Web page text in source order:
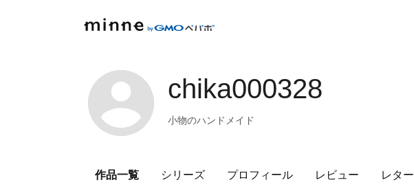
chika000328
小物のハンドメイド
作品一覧 シリーズ プロフィール レビュー レター